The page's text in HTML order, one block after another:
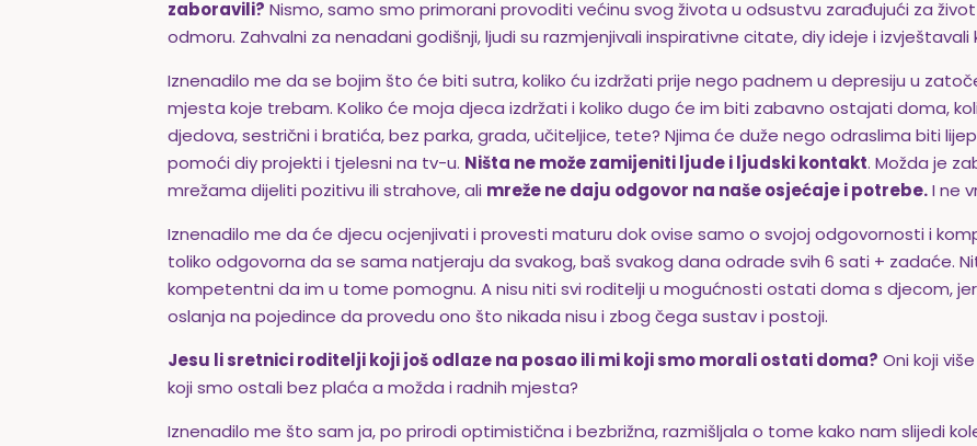
zaboravili? Nismo, samo smo primorani provoditi većinu svog života u odsustvu zarađujući za
odmoru. Zahvalni za nenadani godišnji, ljudi su razmjenjivali inspirativne citate, diy ideje i izvještavali
Iznenadilo me da se bojim što će biti sutra, koliko ću izdržati prije nego padnem u depresiju u
mjesta koje trebam. Koliko će moja djeca izdržati i koliko dugo će im biti zabavno ostajati doma,
djedova, sestrični i bratića, bez parka, grada, učiteljice, tete? Njima će duže nego odraslima biti
pomoći diy projekti i tjelesni na tv-u. Ništa ne može zamijeniti ljude i ljudski kontakt. Možda je
mrežama dijeliti pozitivu ili strahove, ali mreže ne daju odgovor na naše osjećaje i potrebe.I ne
Iznenadilo me da će djecu ocjenjivati i provesti maturu dok ovise samo o svojoj odgovornosti i
toliko odgovorna da se sama natjeraju da svakog, baš svakog dana odrade svih 6 sati + zadaće.
kompetentni da im u tome pomognu. A nisu niti svi roditelji u mogućnosti ostati doma s djecom,
oslanja na pojedince da provedu ono što nikada nisu i zbog čega sustav i postoji.
Jesu li sretnici roditelji koji još odlaze na posao ili mi koji smo morali ostati doma? Oni koji
koji smo ostali bez plaća a možda i radnih mjesta?
Iznenadilo me što sam ja, po prirodi optimistična i bezbrižna, razmišljala o tome kako nam slijedi